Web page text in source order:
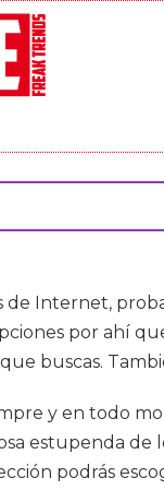
de Internet,
por ahí
buscas.
y en todo
estupenda
podrás